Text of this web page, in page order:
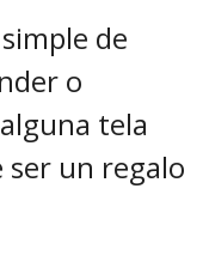
de
o
tela
ser un regalo